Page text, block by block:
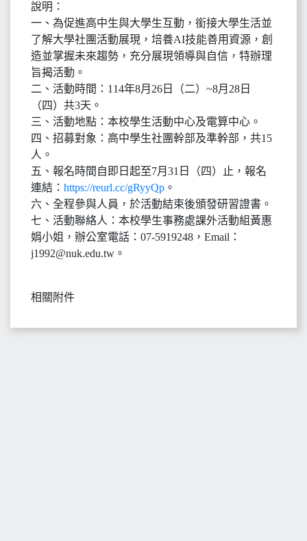
說明：
一、為促進高中生與大學生互動，銜接大學生活並
了解大學社團活動展現，培養AI技能善用資源，創
造並掌握未來趨勢，充分展現領導與自信，特辦理
旨揭活動。
二、活動時間：114年8月26日（二）~8月28日
（四）共3天。
三、活動地點：本校學生活動中心及電算中心。
四、招募對象：高中學生社團幹部及準幹部，共15
人。
五、報名時間自即日起至7月31日（四）止，報名
連結： https://reurl.cc/gRyyQp 。
六、全程參與人員，於活動結束後頒發研習證書。
七、活動聯絡人：本校學生事務處課外活動組黃惠
娟小姐，辦公室電話：07-5919248，Email：
j1992@nuk.edu.tw。
相關附件